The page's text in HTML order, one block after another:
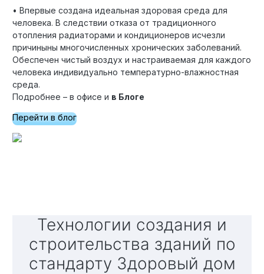
• Впервые создана идеальная здоровая среда для
человека. В следствии отказа от традиционного
отопления радиаторами и кондиционеров исчезли
причиныны многочисленных хронических заболеваний.
Обеспечен чистый воздух и настраиваемая для каждого
человека индивидуально температурно-влажностная
среда.
Подробнее – в офисе и в Блоге
Перейти в блог
Технологии создания и
строительства зданий по
стандарту Здоровый дом